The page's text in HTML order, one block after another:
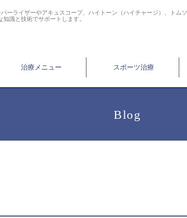
ーライザーやアキュスコープ、ハイトーン（ハイチャージ）、トムソ
識と技術でサポートします。
治療メニュー スポーツ治療
Blog